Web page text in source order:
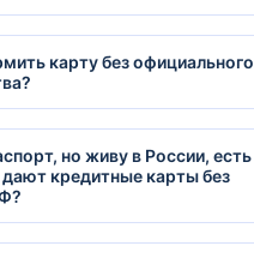
карту без официального
но живу в России, есть
кредитные карты без